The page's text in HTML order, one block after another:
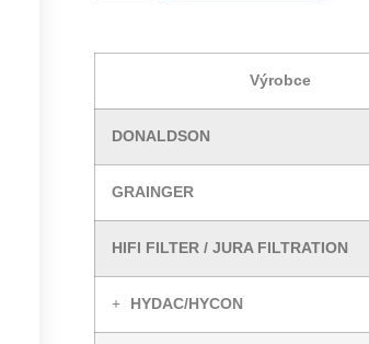
Výrobce
DONALDSON
GRAINGER
HIFI FILTER / JURA FILTRATION
HYDAC/HYCON